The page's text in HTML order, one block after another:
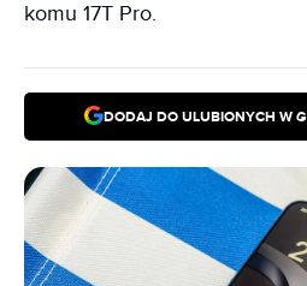
komu 17T Pro.
DODAJ DO ULUBIONYCH W